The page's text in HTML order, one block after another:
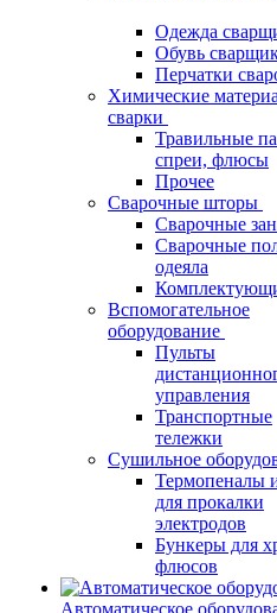
Одежда
Обувь
Перчатки
Химические
сварки
Травильные
спреи, флюсы
Прочее
Сварочные шторы
Сварочные
Сварочные
одеяла
Вспомогательное
оборудование
Пульты
управления
Транспортные
тележки
Сушильное
Термопеналы
для прокалки
электродов
Бункеры для
флюсов
Автоматическое